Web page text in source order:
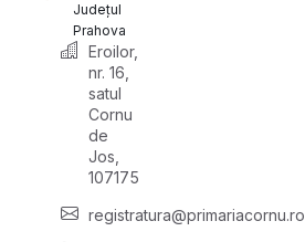
Județul
Prahova
Eroilor,
nr. 16,
satul
Cornu
de
Jos,
107175
registratura@primariacornu.ro